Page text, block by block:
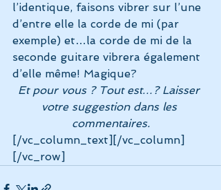
l’identique, faisons vibrer sur l’une
d’entre elle la corde de mi (par
exemple) et…la corde de mi de la
seconde guitare vibrera également
d’elle même! Magique?
Et pour vous ? Tout est…? Laisser
votre suggestion dans les
commentaires.
[/vc_column_text][/vc_column]
[/vc_row]